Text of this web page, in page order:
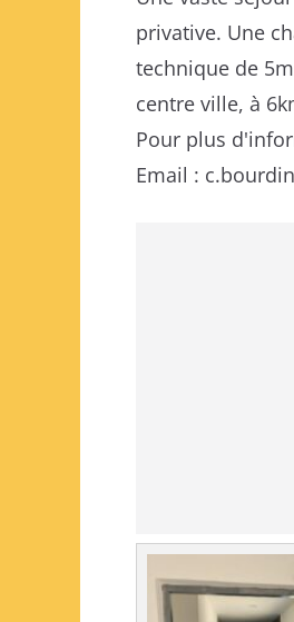
privative. Une
technique de
centre ville, à
Pour plus
Email :